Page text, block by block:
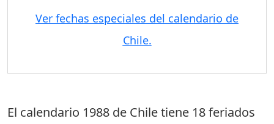
Ver fechas especiales del calendario de
Chile.
El calendario 1988 de Chile tiene 18 feriados